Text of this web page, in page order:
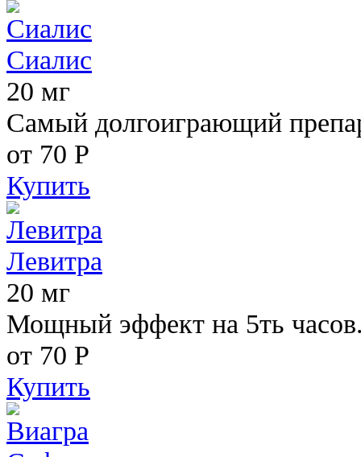
Сиалис
20 мг
Самый долгоиграющий
от 70 Р
Купить
Левитра
20 мг
Мощный эффект на 5ть
от 70 Р
Купить